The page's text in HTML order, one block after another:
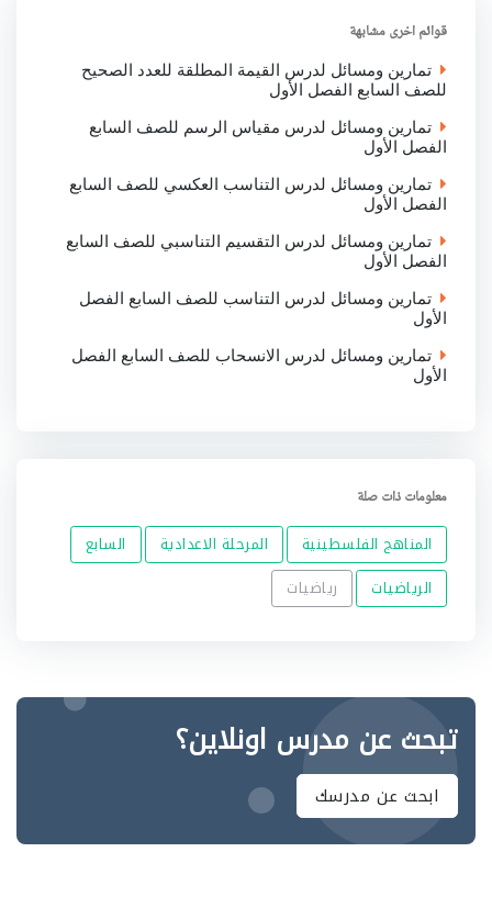
قوائم اخرى مشابهة
تمارين ومسائل لدرس القيمة المطلقة للعدد الصحيح
للصف السابع الفصل الأول
تمارين ومسائل لدرس مقياس الرسم للصف السابع
الفصل الأول
تمارين ومسائل لدرس التناسب العكسي للصف السابع
الفصل الأول
تمارين ومسائل لدرس التقسيم التناسبي للصف السابع
الفصل الأول
تمارين ومسائل لدرس التناسب للصف السابع الفصل
الأول
تمارين ومسائل لدرس الانسحاب للصف السابع الفصل
الأول
معلومات ذات صلة
المناهج الفلسطينية المرحلة الاعدادية
السابع
الرياضيات
رياضيات
تبحث عن مدرس اونلاين؟
ابحث عن مدرسك